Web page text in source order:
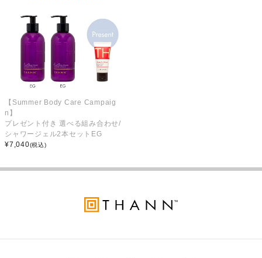
【Summer Body Care Campaig
n】
プレゼント付き 選べる組み合わせ/
シャワージェル2本セットEG
¥7,040(税込)